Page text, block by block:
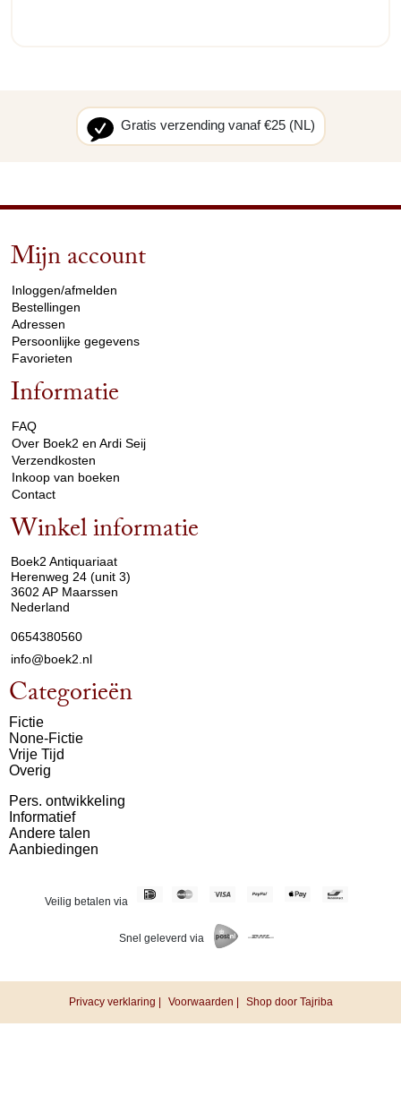
Gratis verzending vanaf €25 (NL)
Mijn account
Inloggen/afmelden
Bestellingen
Adressen
Persoonlijke gegevens
Favorieten
Informatie
FAQ
Over Boek2 en Ardi Seij
Verzendkosten
Inkoop van boeken
Contact
Winkel informatie
Boek2 Antiquariaat
Herenweg 24 (unit 3)
3602 AP Maarssen
Nederland
0654380560
info@boek2.nl
Categorieën
Fictie
None-Fictie
Vrije Tijd
Overig
Pers. ontwikkeling
Informatief
Andere talen
Aanbiedingen
Veilig betalen via
Snel geleverd via
Privacy verklaring | Voorwaarden | Shop door Tajriba